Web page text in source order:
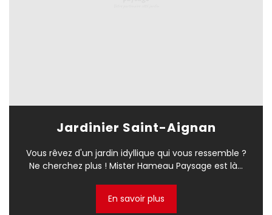
Jardinier Saint-Aignan
Vous rêvez d'un jardin idyllique qui vous ressemble ?
Ne cherchez plus ! Mister Hameau Paysage est là...
En savoir plus